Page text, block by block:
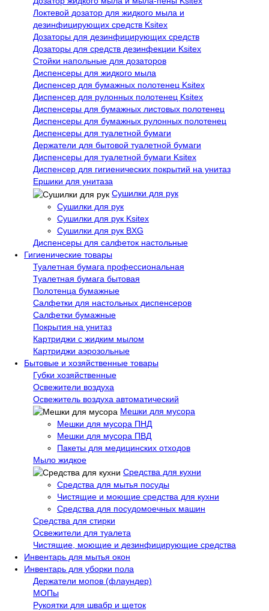
Локтевой дозатор для жидкого мыла и
дезинфицирующих средств Ksitex
Дозаторы для дезинфицирующих средств
Дозаторы для средств дезинфекции Ksitex
Стойки напольные для дозаторов
Диспенсеры для жидкого мыла
Диспенсер для бумажных полотенец Ksitex
Диспенсер для рулонных полотенец Ksitex
Диспенсеры для бумажных листовых полотенец
Диспенсеры для бумажных рулонных полотенец
Диспенсеры для туалетной бумаги
Держатели для бытовой туалетной бумаги
Диспенсеры для туалетной бумаги Ksitex
Диспенсер для гигиенических покрытий на унитаз
Ершики для унитаза
Сушилки для рук
Сушилки для рук
Сушилки для рук Ksitex
Сушилки для рук BXG
Диспенсеры для салфеток настольные
Гигиенические товары
Туалетная бумага профессиональная
Туалетная бумага бытовая
Полотенца бумажные
Салфетки для настольных диспенсеров
Салфетки бумажные
Покрытия на унитаз
Картриджи с жидким мылом
Картриджи аэрозольные
Бытовые и хозяйственные товары
Губки хозяйственные
Освежители воздуха
Освежитель воздуха автоматический
Мешки для мусора
Мешки для мусора ПНД
Мешки для мусора ПВД
Пакеты для медицинских отходов
Мыло жидкое
Средства для кухни
Средства для мытья посуды
Чистящие и моющие средства для кухни
Средства для посудомоечных машин
Средства для стирки
Освежители для туалета
Чистящие, моющие и дезинфицирующие средства
Инвентарь для мытья окон
Инвентарь для уборки пола
Держатели мопов (флаундер)
МОПы
Рукоятки для швабр и щеток